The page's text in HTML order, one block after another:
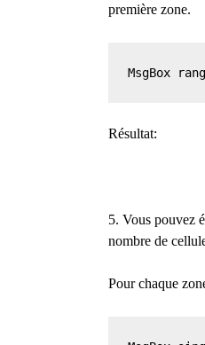
première zone.
MsgBox
Résultat:
5. Vous pouvez
nombre de
Pour chaque